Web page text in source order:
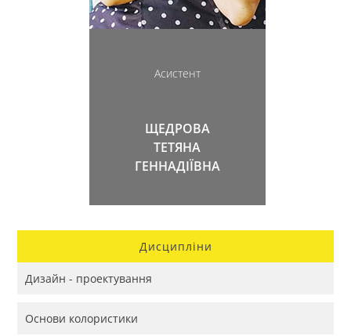
Асистент
ЩЕДРОВА
ТЕТЯНА
ГЕННАДІЇВНА
Дисципліни
Дизайн - проектування
Основи колористики